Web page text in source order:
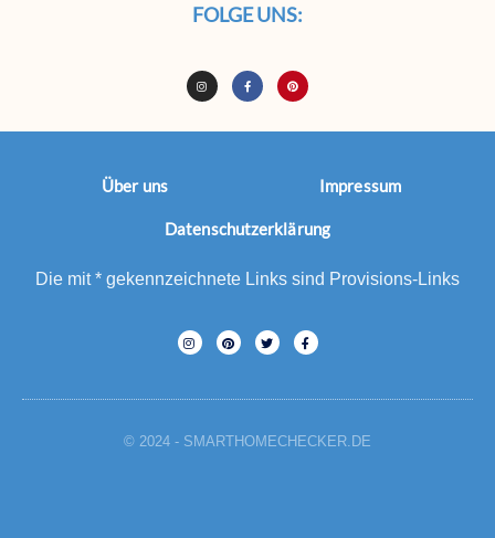
FOLGE UNS:
Über uns Impressum
Datenschutzerklärung
Die mit * gekennzeichnete Links sind Provisions-Links
© 2024 - SMARTHOMECHECKER.DE